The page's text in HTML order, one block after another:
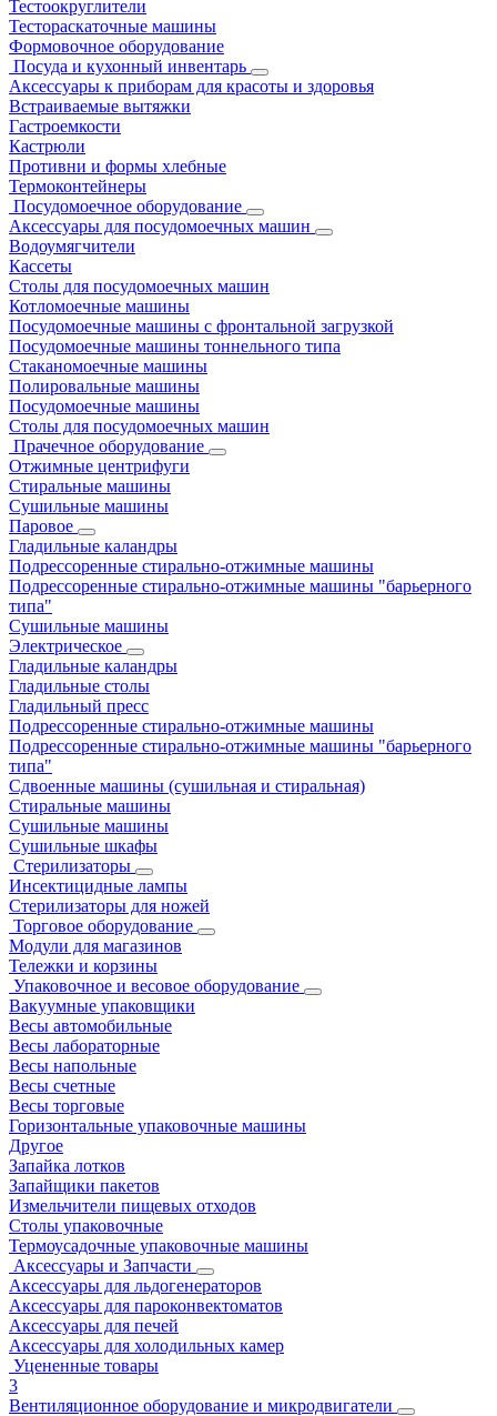
Тестоокруглители
Тестораскаточные машины
Формовочное оборудование
Посуда и кухонный инвентарь
Аксессуары к приборам для красоты и здоровья
Встраиваемые вытяжки
Гастроемкости
Кастрюли
Противни и формы хлебные
Термоконтейнеры
Посудомоечное оборудование
Аксессуары для посудомоечных машин
Водоумягчители
Кассеты
Столы для посудомоечных машин
Котломоечные машины
Посудомоечные машины с фронтальной загрузкой
Посудомоечные машины тоннельного типа
Стаканомоечные машины
Полировальные машины
Посудомоечные машины
Столы для посудомоечных машин
Прачечное оборудование
Отжимные центрифуги
Стиральные машины
Сушильные машины
Паровое
Гладильные каландры
Подрессоренные стирально-отжимные машины
Подрессоренные стирально-отжимные машины "барьерного
типа"
Сушильные машины
Электрическое
Гладильные каландры
Гладильные столы
Гладильный пресс
Подрессоренные стирально-отжимные машины
Подрессоренные стирально-отжимные машины "барьерного
типа"
Сдвоенные машины (сушильная и стиральная)
Стиральные машины
Сушильные машины
Сушильные шкафы
Стерилизаторы
Инсектицидные лампы
Стерилизаторы для ножей
Торговое оборудование
Модули для магазинов
Тележки и корзины
Упаковочное и весовое оборудование
Вакуумные упаковщики
Весы автомобильные
Весы лабораторные
Весы напольные
Весы счетные
Весы торговые
Горизонтальные упаковочные машины
Другое
Запайка лотков
Запайщики пакетов
Измельчители пищевых отходов
Столы упаковочные
Термоусадочные упаковочные машины
Аксессуары и Запчасти
Аксессуары для льдогенераторов
Аксессуары для пароконвектоматов
Аксессуары для печей
Аксессуары для холодильных камер
Уцененные товары
3
Вентиляционное оборудование и микродвигатели